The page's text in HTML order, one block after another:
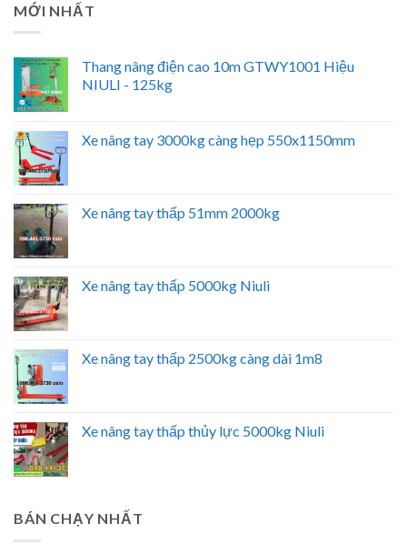
MỚI NHẤT
Thang nâng điện cao 10m GTWY1001 Hiệu
NIULI - 125kg
Xe nâng tay 3000kg càng hẹp 550x1150mm
Xe nâng tay thấp 51mm 2000kg
Xe nâng tay thấp 5000kg Niuli
Xe nâng tay thấp 2500kg càng dài 1m8
Xe nâng tay thấp thủy lực 5000kg Niuli
BÁN CHẠY NHẤT